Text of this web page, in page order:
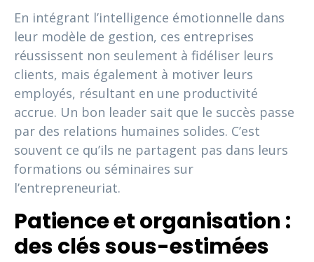
En intégrant l’intelligence émotionnelle dans
leur modèle de gestion, ces entreprises
réussissent non seulement à fidéliser leurs
clients, mais également à motiver leurs
employés, résultant en une productivité
accrue. Un bon leader sait que le succès passe
par des relations humaines solides. C’est
souvent ce qu’ils ne partagent pas dans leurs
formations ou séminaires sur
l’entrepreneuriat.
Patience et organisation :
des clés sous-estimées